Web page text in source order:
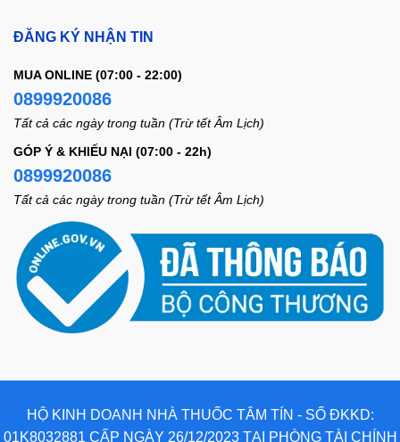
ĐĂNG KÝ NHẬN TIN
MUA ONLINE (07:00 - 22:00)
0899920086
Tất cả các ngày trong tuần (Trừ tết Âm Lịch)
GÓP Ý & KHIẾU NẠI (07:00 - 22h)
0899920086
Tất cả các ngày trong tuần (Trừ tết Âm Lịch)
HỘ KINH DOANH NHÀ THUỐC TÂM TÍN - SỐ ĐKKD:
01K8032881 CẤP NGÀY 26/12/2023 TẠI PHÒNG TÀI CHÍNH